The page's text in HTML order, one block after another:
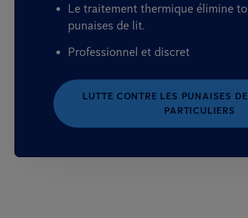
Le traitement thermique élimine
punaises de lit.
Professionnel et discret
LUTTE CONTRE LES PUNAISES
PARTICULIERS